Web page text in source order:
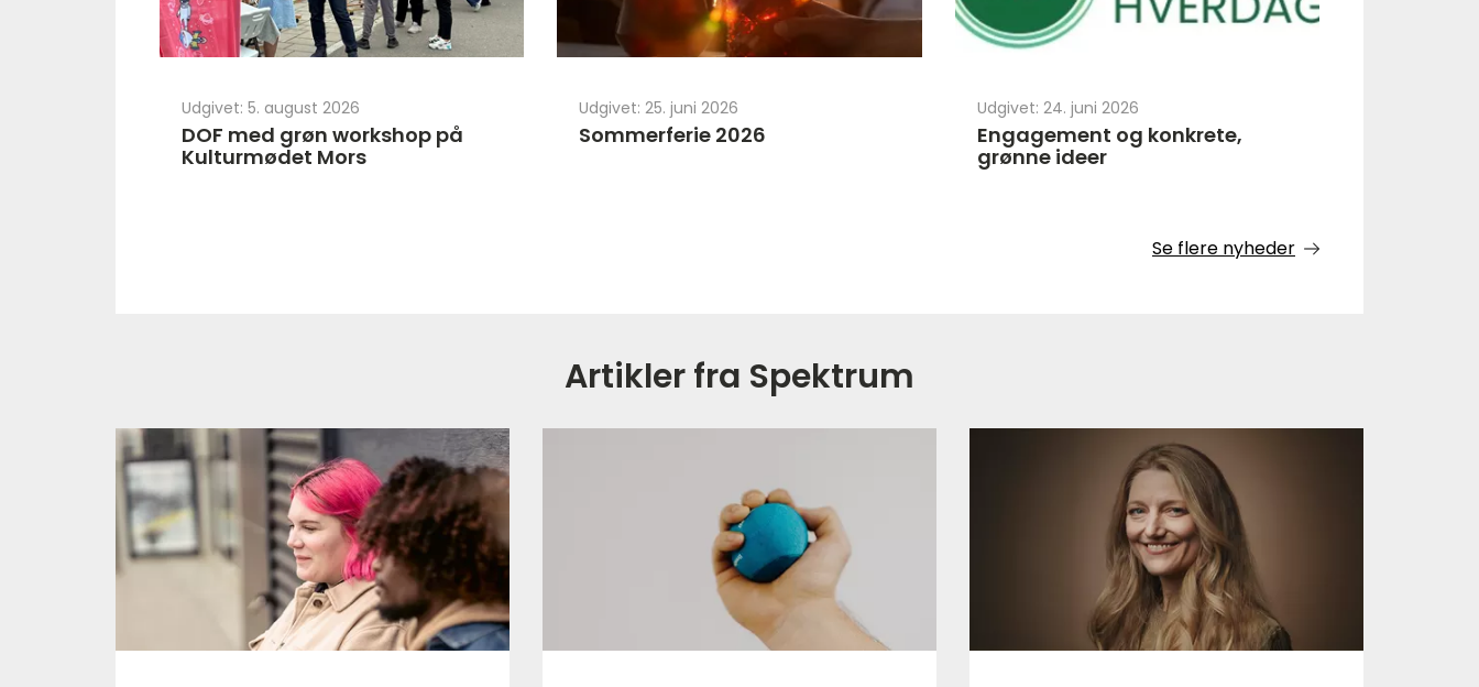
Udgivet: 5. august 2026
DOF med grøn workshop på
Kulturmødet Mors
Udgivet: 25. juni 2026
Sommerferie 2026
Udgivet: 24. juni 2026
Engagement og konkrete,
grønne ideer
Se flere nyheder
Artikler fra Spektrum